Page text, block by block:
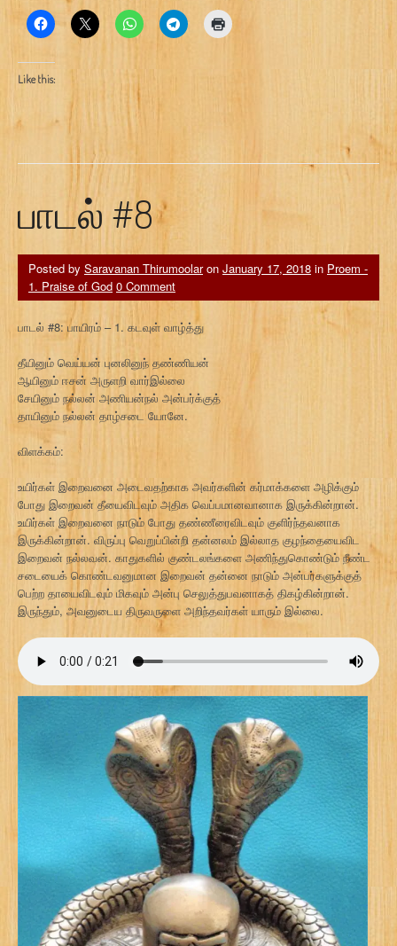
Like this:
பாடல் #8
Posted by Saravanan Thirumoolaron January 17, 2018 in Proem -
1. Praise of God 0 Comment
பாடல் #8: பாயிரம் – 1. கடவுள் வாழ்த்து
தீயினும் வெய்யன் புனலினுந் தண்ணியன்
ஆயினும் ஈசன் அருளறி வார்இல்லை
சேயினும் நல்லன் அணியன்நல் அன்பர்க்குத்
தாயினும் நல்லன் தாழ்சடை யோனே.
விளக்கம்:
உயிர்கள் இறைவனை அடைவதற்காக அவர்களின் கர்மாக்களை அழிக்கும்
போது இறைவன் தீயைவிடவும் அதிக வெப்பமானவானாக இருக்கின்றான்.
உயிர்கள் இறைவனை நாடும் போது தண்ணீரைவிடவும் குளிர்ந்தவனாக
இருக்கின்றான். விருப்பு வெறுப்பின்றி தன்னலம் இல்லாத குழந்தையைவிட
இறைவன் நல்லவன். காதுகளில் குண்டலங்களை அணிந்துகொண்டும் நீண்ட
சடையைக் கொண்டவனுமான இறைவன் தன்னை நாடும் அன்பர்களுக்குத்
பெற்ற தாயைவிடவும் மிகவும் அன்பு செலுத்துபவனாகத் திகழ்கின்றான்.
இருந்தும், அவனுடைய திருவருளை அறிந்தவர்கள் யாரும் இல்லை.